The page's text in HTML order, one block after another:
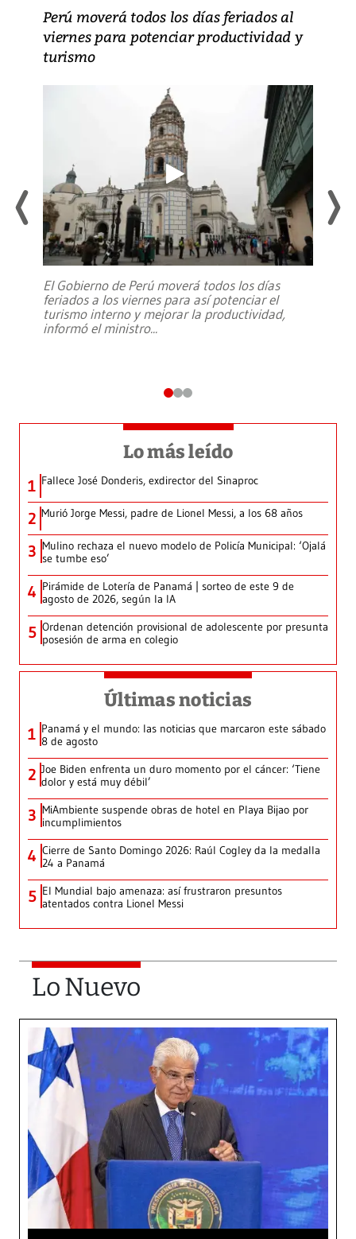
Perú moverá todos los días feriados al
viernes para potenciar productividad y
turismo
El Gobierno de Perú moverá todos los días
feriados a los viernes para así potenciar el
turismo interno y mejorar la productividad,
informó el ministro...
Lo más leído
1 Fallece José Donderis, exdirector del Sinaproc
2 Murió Jorge Messi, padre de Lionel Messi, a los 68 años
3 Mulino rechaza el nuevo modelo de Policía Municipal: ‘Ojalá
se tumbe eso’
4 Pirámide de Lotería de Panamá | sorteo de este 9 de
agosto de 2026, según la IA
5 Ordenan detención provisional de adolescente por presunta
posesión de arma en colegio
Últimas noticias
1 Panamá y el mundo: las noticias que marcaron este sábado
8 de agosto
2 Joe Biden enfrenta un duro momento por el cáncer: ‘Tiene
dolor y está muy débil’
3 MiAmbiente suspende obras de hotel en Playa Bijao por
incumplimientos
4 Cierre de Santo Domingo 2026: Raúl Cogley da la medalla
24 a Panamá
5 El Mundial bajo amenaza: así frustraron presuntos
atentados contra Lionel Messi
Lo Nuevo